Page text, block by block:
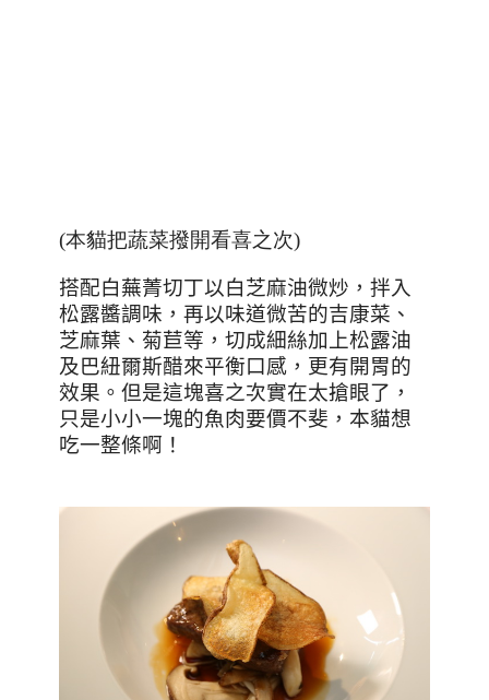
(本貓把蔬菜撥開看喜之次)
搭配白蕪菁切丁以白芝麻油微炒，拌入
松露醬調味，再以味道微苦的吉康菜、
芝麻葉、菊苣等，切成細絲加上松露油
及巴紐爾斯醋來平衡口感，更有開胃的
效果。但是這塊喜之次實在太搶眼了，
只是小小一塊的魚肉要價不斐，本貓想
吃一整條啊！